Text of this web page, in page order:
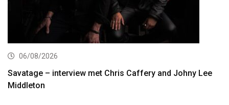
06/08/2026
Savatage – interview met Chris Caffery and Johny Lee
Middleton